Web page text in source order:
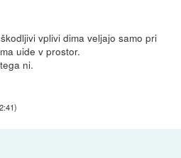
vplivi dima veljajo samo pri
uide v prostor.
ni.
)